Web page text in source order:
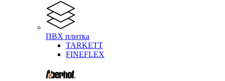
ПВХ плитка
TARKETT
FINEFLEX